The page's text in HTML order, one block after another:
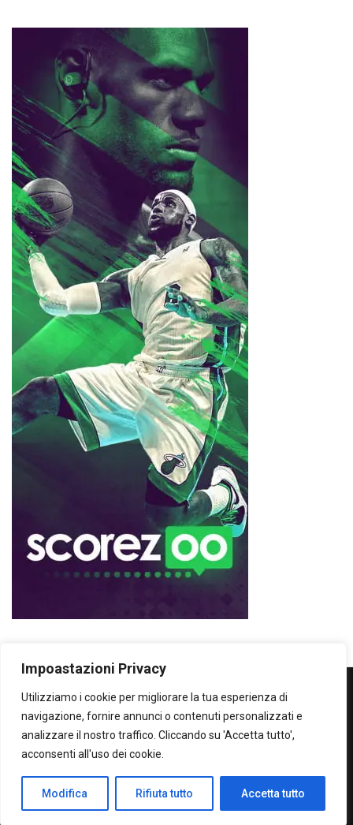
Impoastazioni Privacy
Utilizziamo i cookie per migliorare la tua esperienza di
navigazione, fornire annunci o contenuti personalizzati e
analizzare il nostro traffico. Cliccando su 'Accetta tutto',
acconsenti all'uso dei cookie.
Modifica Rifiuta tutto Accetta tutto
WOWOWOW
SOLO IL MEGLIO...SECONDO ME!
All Right Protected - Claudio Burdi 2024